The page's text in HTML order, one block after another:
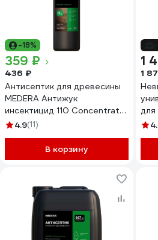
-18%
359 ₽
436 ₽
Антисептик для древесины
MEDERA Антижук
инсектицид 110 Concentrate
1 л 2009-1
4.9(11)
В корзину
1
1
для